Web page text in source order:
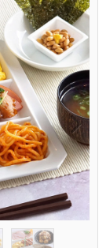
Next